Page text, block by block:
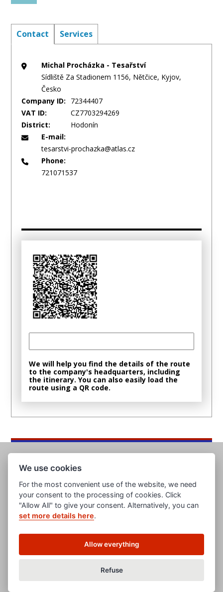
Contact Services
Michal Procházka - Tesařství
Sídliště Za Stadionem 1156, Nětčice, Kyjov,
Česko
Company ID:
72344407
VAT ID:
CZ7703294269
District:
Hodonín
E-mail:
tesarstvi-prochazka@atlas.cz
Phone:
721071537
We will help you find the details of the route
to the company's headquarters, including
the itinerary. You can also easily load the
route using a QR code.
www.evropska-databanka.cz
www.edb.eu
www.poptavka.net
www.nabidka.net
www.14000.cz
We use cookies
For the most convenient use of the website, we need
your consent to the processing of cookies. Click
"Allow All" to give your consent. Alternatively, you can
set more details here.
Allow everything
Refuse